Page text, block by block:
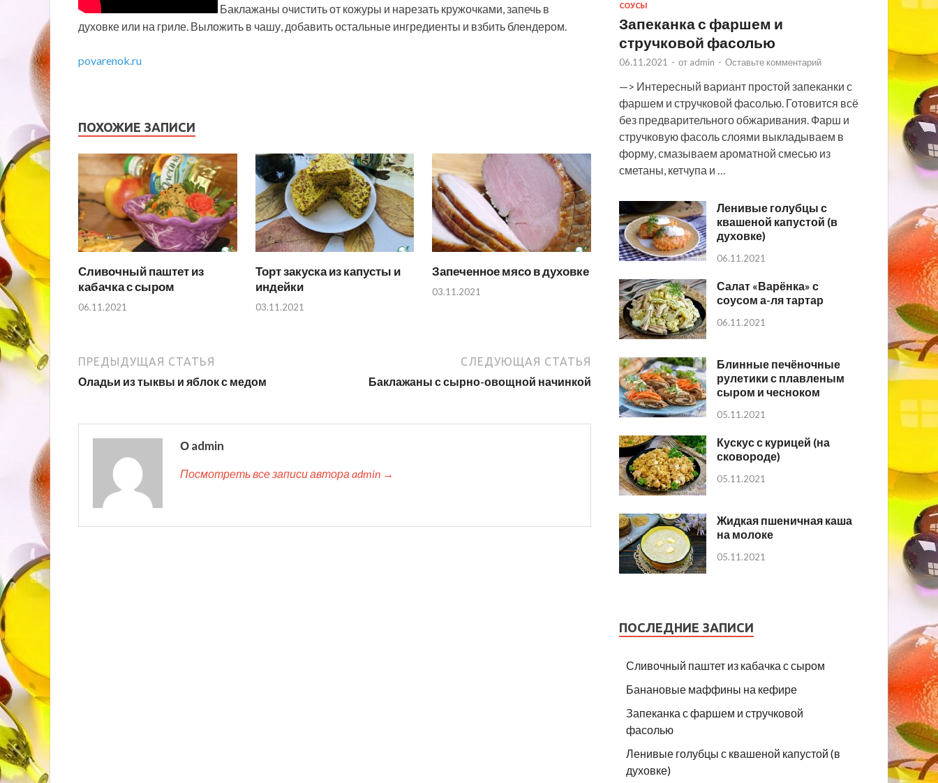
Баклажаны очистить от кожуры и нарезать кружочками, запечь в
духовке или на гриле. Выложить в чашу, добавить остальные ингредиенты и взбить блендером.
povarenok.ru
ПОХОЖИЕ ЗАПИСИ
Сливочный паштет из
кабачка с сыром
06.11.2021
Торт закуска из капусты и
индейки
03.11.2021
Запеченное мясо в духовке
03.11.2021
ПРЕДЫДУЩАЯ СТАТЬЯ
Оладьи из тыквы и яблок с медом
СЛЕДУЮЩАЯ СТАТЬЯ
Баклажаны с сырно-овощной начинкой
О admin
Посмотреть все записи автора admin →
СОУСЫ
Запеканка с фаршем и
стручковой фасолью
06.11.2021 - от admin - Оставьте комментарий
—> Интересный вариант простой запеканки с
фаршем и стручковой фасолью. Готовится всё
без предварительного обжаривания. Фарш и
стручковую фасоль слоями выкладываем в
форму, смазываем ароматной смесью из
сметаны, кетчупа и …
Ленивые голубцы с
квашеной капустой (в
духовке)
06.11.2021
Салат «Варёнка» с
соусом а-ля тартар
06.11.2021
Блинные печёночные
рулетики с плавленым
сыром и чесноком
05.11.2021
Кускус с курицей (на
сковороде)
05.11.2021
Жидкая пшеничная каша
на молоке
05.11.2021
ПОСЛЕДНИЕ ЗАПИСИ
Сливочный паштет из кабачка с сыром
Банановые маффины на кефире
Запеканка с фаршем и стручковой
фасолью
Ленивые голубцы с квашеной капустой (в
духовке)